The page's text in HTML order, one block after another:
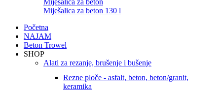
Miješalica za beton
Miješalica za beton 130 l
Početna
NAJAM
Beton Trowel
SHOP
Alati za rezanje, brušenje i bušenje
Rezne ploče - asfalt, beton, beton/granit,
keramika